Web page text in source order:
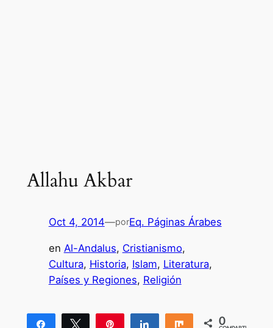
Allahu Akbar
Oct 4, 2014—porEq. Páginas Árabes
en Al-Andalus, Cristianismo
Cultura, Historia, Islam, Literatura
Países y Regiones, Religión
Compartir Twittear Compartir Compartir
0